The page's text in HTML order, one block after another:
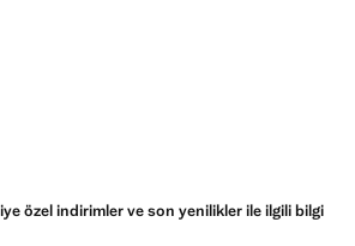
özel indirimler ve son yenilikler ile ilgili bilgi